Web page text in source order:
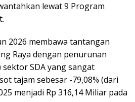
lewat 9 Program
2026 membawa tantangan
Raya dengan penurunan
sektor SDA yang sangat
tajam sebesar -79,08% (dari
menjadi Rp 316,14 Miliar pada